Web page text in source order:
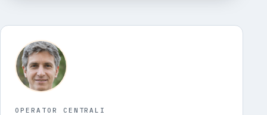
OPERATOR CENTRALI